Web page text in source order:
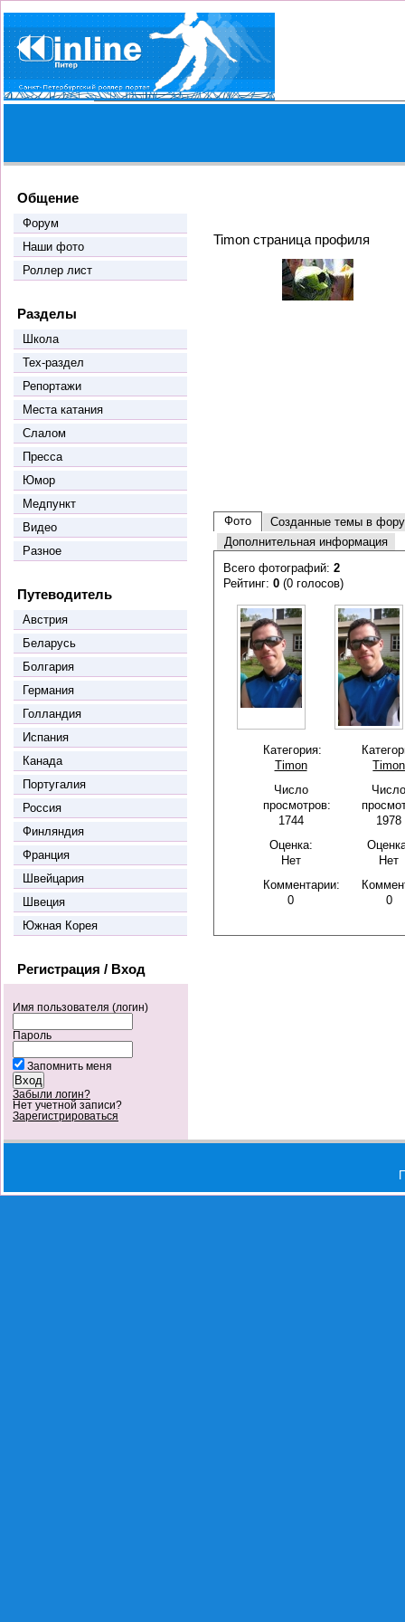
Общение
Форум
Наши фото
Роллер лист
Разделы
Школа
Тех-раздел
Репортажи
Места катания
Слалом
Пресса
Юмор
Медпункт
Видео
Разное
Путеводитель
Австрия
Беларусь
Болгария
Германия
Голландия
Испания
Канада
Португалия
Россия
Финляндия
Франция
Швейцария
Швеция
Южная Корея
Регистрация / Вход
Имя пользователя (логин)
Пароль
Запомнить меня
Забыли логин?
Нет учетной записи?
Зарегистрироваться
Timon страница профиля
Фото
Созданные темы в
Дополнительная информация
Всего фотографий:2
Рейтинг:0 (0 голосов)
Категория:
Timon
Число
просмотров:
1744
Оценка:
Нет
Комментарии:
0
Timon
1978
Нет
0